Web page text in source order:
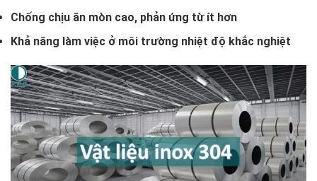
Chống chịu ăn mòn cao, phản ứng từ ít hơn
Khả năng làm việc ở môi trường nhiệt độ khắc nghiệt